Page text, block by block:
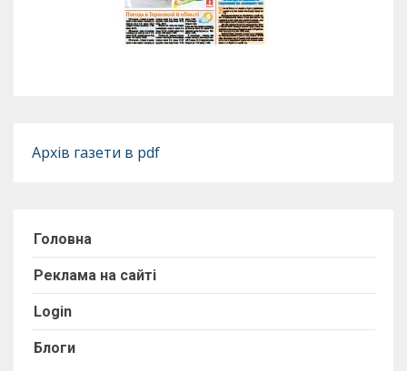
Архів газети в pdf
Головна
Реклама на сайті
Login
Блоги